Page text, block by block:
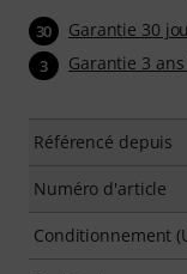
30 Garantie 30
3 Garantie 3
Référencé depuis
Numéro d'article
Conditionnement